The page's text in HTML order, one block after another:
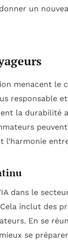
un
menacent
responsable
la durabilité
dans le
inclut des
En se
se